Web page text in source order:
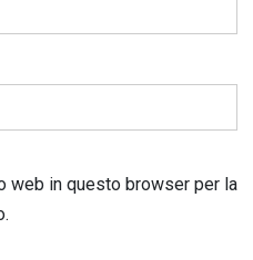
web in questo browser per la